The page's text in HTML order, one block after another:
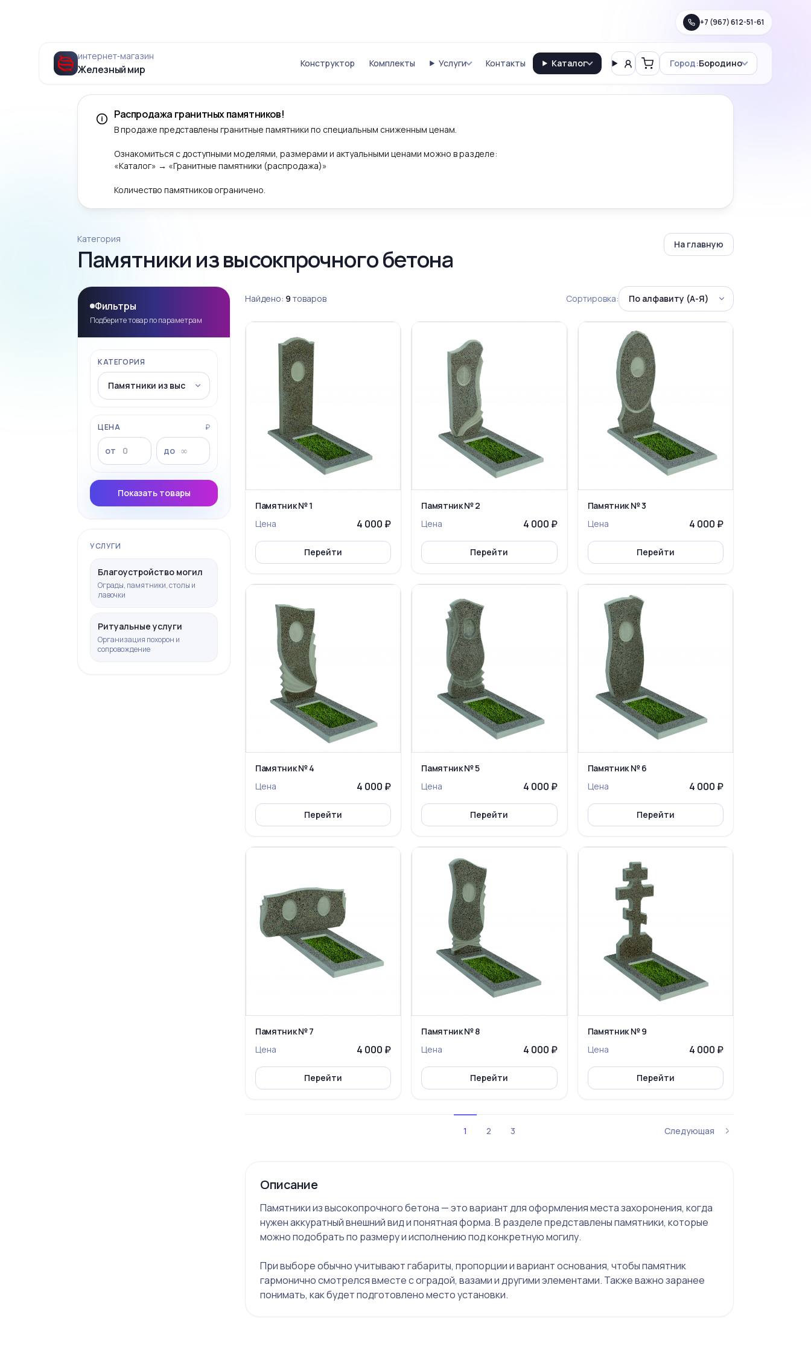
+7 (967) 612-51-61
интернет‑магазин
Железный мир Конструктор Комплекты Услуги Контакты Каталог ВходКорзинаГород:Бородино
Распродажа гранитных памятников!
В продаже представлены гранитные памятники по специальным сниженным ценам.
Ознакомиться с доступными моделями, размерами и актуальными ценами можно в разделе:
«Каталог» → «Гранитные памятники (распродажа)»
Количество памятников ограничено.
Категория
Памятники из высокпрочного бетона
На главную
Фильтры
Подберите товар по параметрам
КАТЕГОРИЯ
ЦЕНА ₽
от до
Показать товары
УСЛУГИ
Благоустройство могил
Ограды, памятники, столы и
лавочки
Ритуальные услуги
Организация похорон и
сопровождение
Найдено: 9 товаров Сортировка:
Памятник № 1
Цена
4 000 ₽
Перейти
Памятник № 2
Цена
4 000 ₽
Перейти
Памятник № 3
Цена
4 000 ₽
Перейти
Памятник № 4
Цена
4 000 ₽
Перейти
Памятник № 5
Цена
4 000 ₽
Перейти
Памятник № 6
Цена
4 000 ₽
Перейти
Памятник № 7
Цена
4 000 ₽
Перейти
Памятник № 8
Цена
4 000 ₽
Перейти
Памятник № 9
Цена
4 000 ₽
Перейти
1 2 3 Следующая
Описание
Памятники из высокопрочного бетона — это вариант для оформления места захоронения, когда
нужен аккуратный внешний вид и понятная форма. В разделе представлены памятники, которые
можно подобрать по размеру и исполнению под конкретную могилу.
При выборе обычно учитывают габариты, пропорции и вариант основания, чтобы памятник
гармонично смотрелся вместе с оградой, вазами и другими элементами. Также важно заранее
понимать, как будет подготовлено место установки.